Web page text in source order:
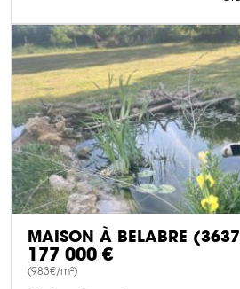
DÉCOUVRIR CE BIEN
MAISON À BELABRE
177 000 €
(983€/m²)